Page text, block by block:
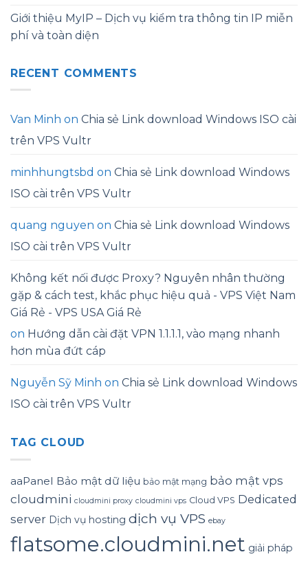
Giới thiệu MyIP – Dịch vụ kiểm tra thông tin IP miễn
phí và toàn diện
RECENT COMMENTS
Van Minh on Chia sẻ Link download Windows ISO cài
trên VPS Vultr
minhhungtsbd on Chia sẻ Link download Windows
ISO cài trên VPS Vultr
quang nguyen on Chia sẻ Link download Windows
ISO cài trên VPS Vultr
Không kết nối được Proxy? Nguyên nhân thường
gặp & cách test, khắc phục hiệu quả - VPS Việt Nam
Giá Rẻ - VPS USA Giá Rẻ
on Hướng dẫn cài đặt VPN 1.1.1.1, vào mạng nhanh
hơn mùa đứt cáp
Nguyễn Sỹ Minh on Chia sẻ Link download Windows
ISO cài trên VPS Vultr
TAG CLOUD
aaPanel Bảo mật dữ liệu bảo mật mạng bảo mật vps
cloudmini cloudmini proxy cloudmini vps Cloud VPS Dedicated
server Dịch vụ hosting dịch vụ VPS ebay
flatsome.cloudmini.net giải pháp